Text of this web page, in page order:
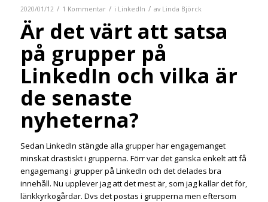
2020/01/12 / 1 Kommentar / i LinkedIn / av Linda Björck
Är det värt att satsa
på grupper på
LinkedIn och vilka är
de senaste
nyheterna?
Sedan LinkedIn stängde alla grupper har engagemanget
minskat drastiskt i grupperna. Förr var det ganska enkelt att få
engagemang i grupper på LinkedIn och det delades bra
innehåll. Nu upplever jag att det mest är, som jag kallar det för,
länkkyrkogårdar. Dvs det postas i grupperna men eftersom